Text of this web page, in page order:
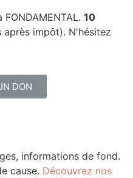
10
après impôt). N'hésitez
DON
informations de fond.
cause. Découvrez nos